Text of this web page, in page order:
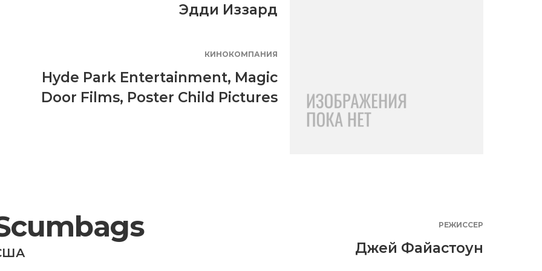
Эдди Иззард
КИНОКОМПАНИЯ
Hyde Park Entertainment, Magic
Door Films, Poster Child Pictures
РЕЖИССЕР
Джей Файастоун